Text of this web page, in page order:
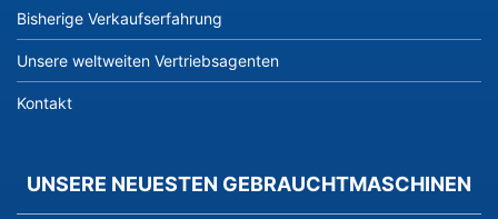
Bisherige Verkaufserfahrung
Unsere weltweiten Vertriebsagenten
Kontakt
UNSERE NEUESTEN GEBRAUCHTMASCHINEN